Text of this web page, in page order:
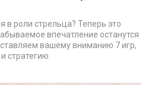
в роли стрельца? Теперь это
впечатление останутся
вашему вниманию 7 игр,
стратегию.